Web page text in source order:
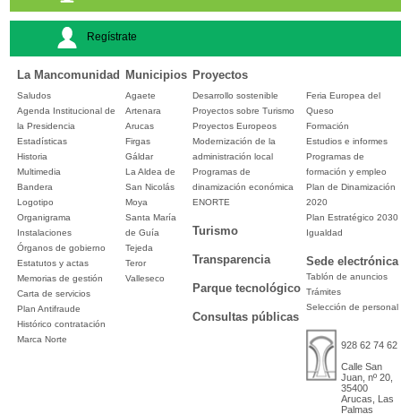
Regístrate
La Mancomunidad Municipios Proyectos
Saludos
Agenda Institucional de
la Presidencia
Estadísticas
Historia
Multimedia
Bandera
Logotipo
Organigrama
Instalaciones
Órganos de gobierno
Estatutos y actas
Memorias de gestión
Carta de servicios
Plan Antifraude
Histórico contratación
Marca Norte
Agaete
Artenara
Arucas
Firgas
Gáldar
La Aldea de
San Nicolás
Moya
Santa María
de Guía
Tejeda
Teror
Valleseco
Desarrollo sostenible
Proyectos sobre Turismo
Proyectos Europeos
Modernización de la
administración local
Programas de
dinamización económica
ENORTE
Turismo
Transparencia
Parque tecnológico
Consultas públicas
Feria Europea del
Queso
Formación
Estudios e informes
Programas de
formación y empleo
Plan de Dinamización
2020
Plan Estratégico 2030
Igualdad
Sede electrónica
Tablón de anuncios
Trámites
Selección de personal
928 62 74 62
Calle San
Juan, nº 20,
35400
Arucas, Las
Palmas